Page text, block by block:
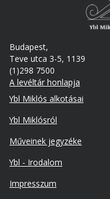
Budapest,
Teve utca 3-5, 1139
(1)298 7500
A levéltár honlapja
Footer
Ybl Miklós alkotásai
Ybl Miklósról
Műveinek jegyzéke
Ybl - Irodalom
Lábléc
másodlagos
Impresszum